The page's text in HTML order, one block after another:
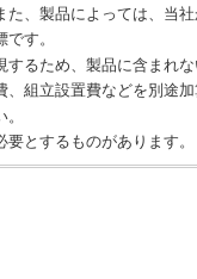
、製品によっては、当
す。
るため、製品に含まれ
組立設置費などを別途加
とするものがあります。